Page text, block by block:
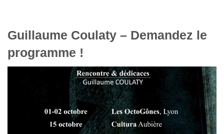
Guillaume Coulaty – Demandez le
programme !